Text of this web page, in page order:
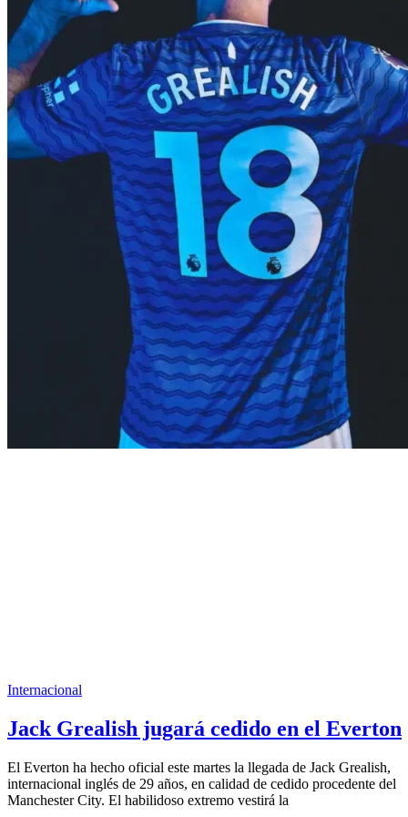
Internacional
Jack Grealish jugará cedido en el Everton
El Everton ha hecho oficial este martes la llegada de Jack Grealish,
internacional inglés de 29 años, en calidad de cedido procedente del
Manchester City. El habilidoso extremo vestirá la